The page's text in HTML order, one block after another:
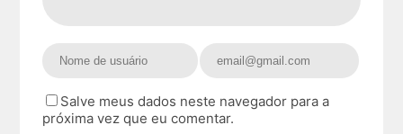
Salve meus dados neste navegador para a
próxima vez que eu comentar.